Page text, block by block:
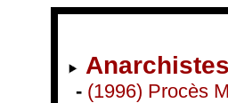
Anarchistes
- (1996) Procès